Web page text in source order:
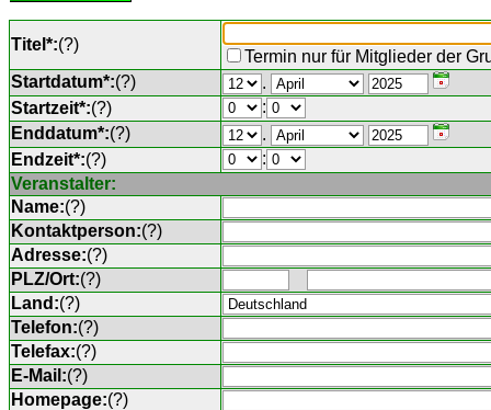
Titel*:(?)
Termin nur für Mitglieder der
Startdatum*:(?)
.
Startzeit*:(?)
:
Enddatum*:(?)
.
Endzeit*:(?)
:
Veranstalter:
Name:(?)
Kontaktperson:(?)
Adresse:(?)
PLZ/Ort:(?)
Land:(?)
Telefon:(?)
Telefax:(?)
E-Mail:(?)
Homepage:(?)